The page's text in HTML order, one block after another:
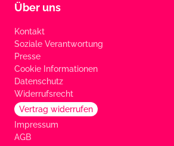
Über uns
Kontakt
Soziale Verantwortung
Presse
Cookie Informationen
Datenschutz
Widerrufsrecht
Vertrag widerrufen
Impressum
AGB